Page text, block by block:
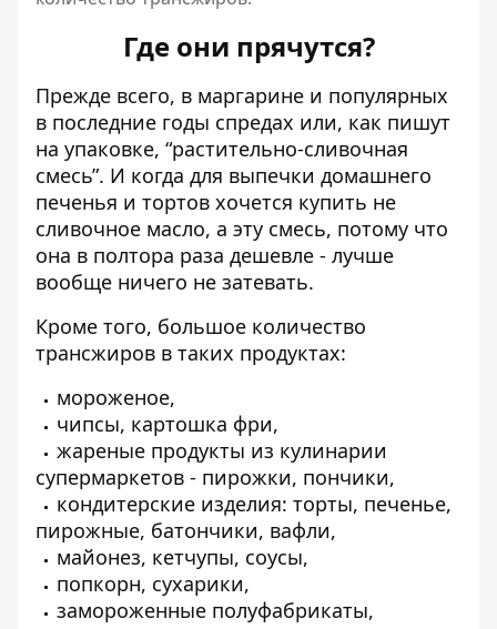
Где они прячутся?
Прежде всего, в маргарине и популярных
в последние годы спредах или, как пишут
на упаковке, “растительно-сливочная
смесь”. И когда для выпечки домашнего
печенья и тортов хочется купить не
сливочное масло, а эту смесь, потому что
она в полтора раза дешевле - лучше
вообще ничего не затевать.
Кроме того, большое количество
трансжиров в таких продуктах:
мороженое,
чипсы, картошка фри,
жареные продукты из кулинарии
супермаркетов - пирожки, пончики,
кондитерские изделия: торты, печенье,
пирожные, батончики, вафли,
майонез, кетчупы, соусы,
попкорн, сухарики,
замороженные полуфабрикаты,